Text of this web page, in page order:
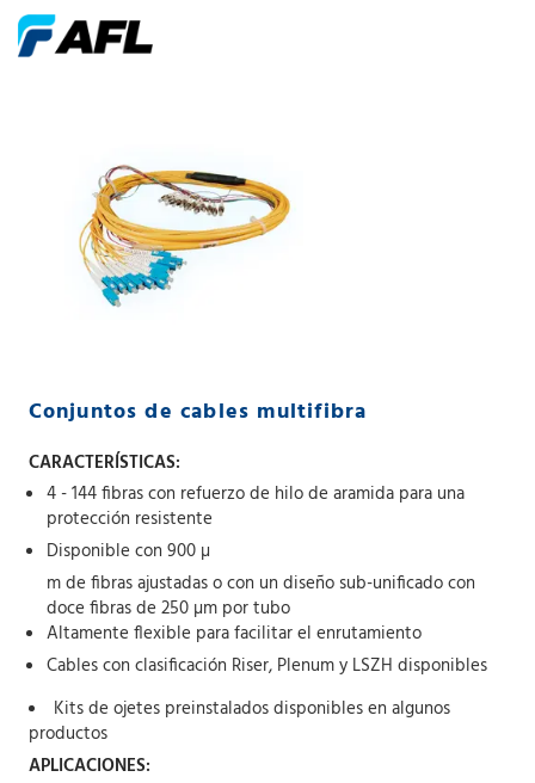
Conjuntos de cables multifibra
CARACTERÍSTICAS:
4 - 144 fibras con refuerzo de hilo de aramida para una
protección resistente
Disponible con 900 µ
m de fibras ajustadas o con un diseño sub-unificado con
doce fibras de 250 µm por tubo
Altamente flexible para facilitar el enrutamiento
Cables con clasificación Riser, Plenum y LSZH disponibles
Kits de ojetes preinstalados disponibles en algunos
productos
APLICACIONES: